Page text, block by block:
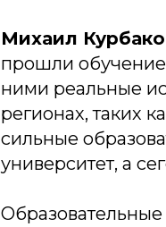
Михаил
прошли
ними реальные
регионах, таких
сильные
университет, а